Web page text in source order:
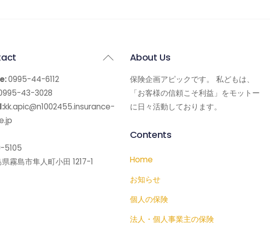
Back
0995-44-6112
43-3028
kk.apic@n1002455.insurance-
5105
霧島市隼人町小田 1217-1
About Us
保険企画アピックです。 私どもは、
「お客様の信頼こそ利益」をモットー
に日々活動しております。
Contents
Home
お知らせ
個人の保険
法人・個人事業主の保険